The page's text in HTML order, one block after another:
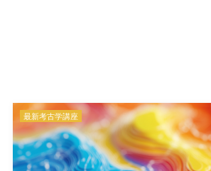
最新考古学講座